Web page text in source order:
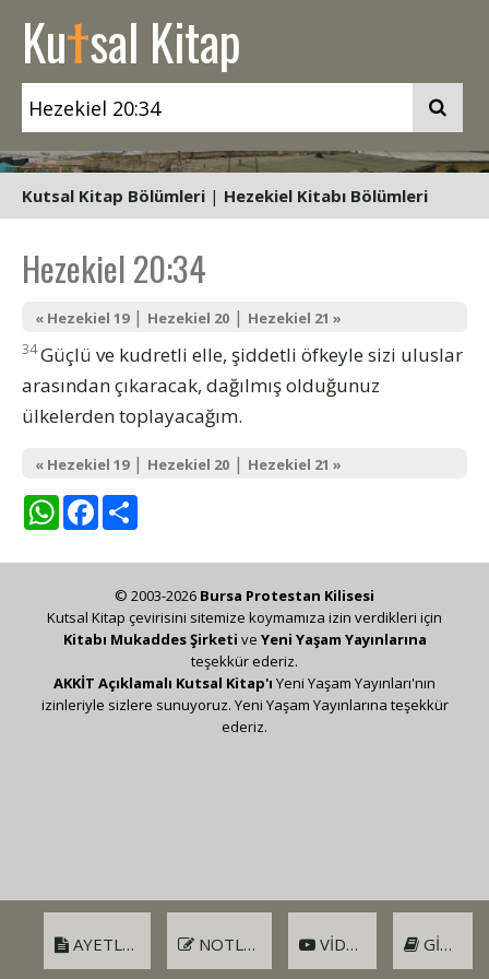
Kutsal Kitap
Kutsal Kitap Bölümleri | Hezekiel Kitabı Bölümleri
Hezekiel 20:34
« Hezekiel 19| Hezekiel 20 | Hezekiel 21 »
34Güçlü ve kudretli elle, şiddetli öfkeyle sizi uluslar
arasından çıkaracak, dağılmış olduğunuz
ülkelerden toplayacağım.
« Hezekiel 19| Hezekiel 20 | Hezekiel 21 »
WhatsAppFacebook
AYETLER NOTLAR VIDEO GIRIŞ
© 2003-2026 Bursa Protestan Kilisesi
Kutsal Kitap çevirisini sitemize koymamıza izin verdikleri için
Kitabı Mukaddes Şirketi ve Yeni Yaşam Yayınlarına
teşekkür ederiz.
AKKİT Açıklamalı Kutsal Kitap'ı Yeni Yaşam Yayınları'nın
izinleriyle sizlere sunuyoruz. Yeni Yaşam Yayınlarına teşekkür
ederiz.